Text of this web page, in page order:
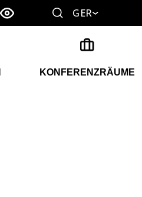
GER
KONFERENZRÄUME